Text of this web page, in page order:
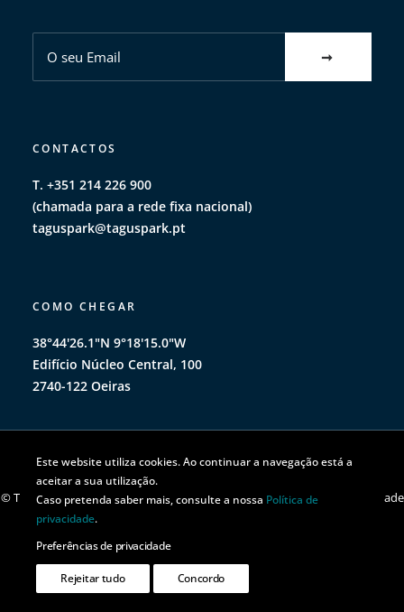
CONTACTOS
T. +351 214 226 900
(chamada para a rede fixa nacional)
taguspark@taguspark.pt
COMO CHEGAR
38°44'26.1"N 9°18'15.0"W
Edifício Núcleo Central, 100
2740-122 Oeiras
© TAGUSPARK 2026 | Todos os direitos reservados |Política de privacidade
Este website utiliza cookies. Ao continuar a navegação está a
aceitar a sua utilização.
Caso pretenda saber mais, consulte a nossa Política de
privacidade.
Preferências de privacidade
Rejeitar tudo Concordo